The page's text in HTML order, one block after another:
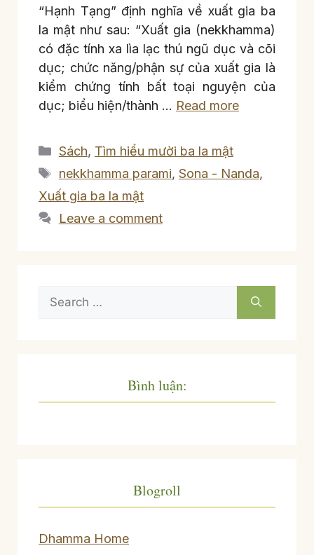
“Hạnh Tạng” định nghĩa về xuất gia ba
la mật như sau: “Xuất gia (nekkhamma)
có đặc tính xa lìa lạc thú ngũ dục và cõi
dục; chức năng/phận sự của xuất gia là
kiểm chứng tính bất toại nguyện của
dục; biểu hiện/thành … Read more
Categories
Sách, Tìm hiểu mười ba la mật
Tags
nekkhamma parami, Sona - Nanda,
Xuất gia ba la mật
Leave a comment
Search
Bình luận:
Blogroll
Dhamma Home